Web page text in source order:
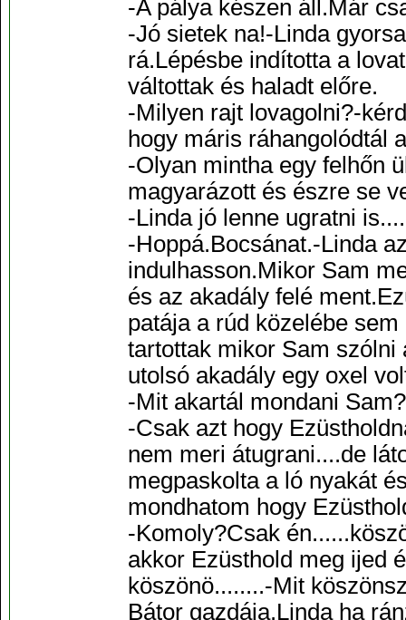
-A pálya készen áll.Már
-Jó sietek na!-Linda
rá.Lépésbe indította a
váltottak és haladt előre.
-Milyen rajt lovagolni?-
hogy máris ráhangolódtál
-Olyan mintha egy felhőn
magyarázott és észre se
-Linda jó lenne ugratni
-Hoppá.Bocsánat.-Linda
indulhasson.Mikor Sam
és az akadály felé
patája a rúd közelébe
tartottak mikor Sam szólni
utolsó akadály egy oxel
-Mit akartál mondani
-Csak azt hogy
nem meri átugrani....de
megpaskolta a ló nyakát
mondhatom hogy
-Komoly?Csak
akkor Ezüsthold meg ijed
köszönö........-Mit
Bátor gazdája.Linda ha